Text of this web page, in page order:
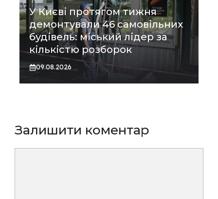
У Києві протягом тижня
демонтували 46 самовільних
будівель: міський лідер за
кількістю розборок
09.08.2026
Залишити коментар